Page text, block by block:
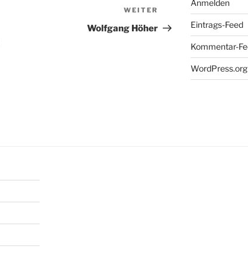
Nächster
Beitrag
WEITER
Wolfgang Höher
Anmelden
Eintrags-Feed
Kommentar-
WordPress.org